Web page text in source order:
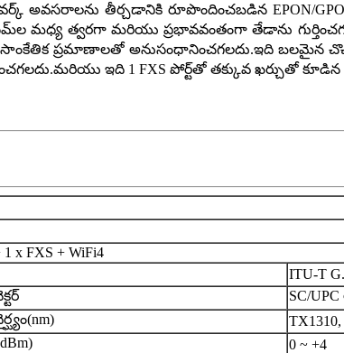
అవసరాలను తీర్చడానికి రూపొందించబడిన EPON/
మధ్య త్వరగా మరియు ప్రభావవంతంగా తేడాను
b/g/n సాంకేతిక ప్రమాణాలతో అనుసంధానించగలదు.ఇది
ఇది 1 FXS పోర్ట్‌తో తక్కువ ఖర్చుతో కూడిన
x FXS + WiFi4
ITU-T
SC/
0 ~ +4